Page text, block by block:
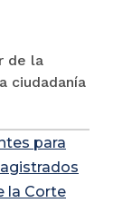
de la
ciudadanía
para
la Corte